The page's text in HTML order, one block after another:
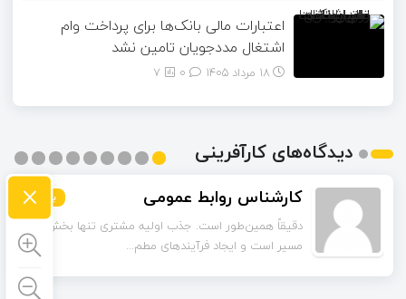
اعتبارات مالی بانک‌ها برای پرداخت وام
اشتغال مددجویان تامین نشد
18 مرداد 1405 7
دیدگاه‌های کارآفرینی
کارشناس روابط عمومی بیشتر
دقیقاً همین‌طور است. جذب اولیه مشتری تنها بخش اول
مسیر است و ایجاد فرآیندهای مطم...
بیشتر
بیشتر
بیشتر
بیشتر
بیشتر
بیشتر
بیشتر
بیشتر×